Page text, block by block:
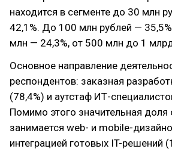
находится в сегменте до 30 млн
42,1%. До 100 млн рублей —
млн — 24,3%, от 500 млн до 1
Основное направление
респондентов: заказная
(78,4%) и аутстаф ИТ-
Помимо этого значительная
занимается web- и mobile-
интеграцией готовых IT-решений